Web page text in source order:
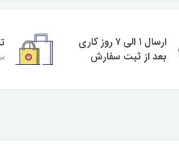
ارسال ۱ الی ۷ روز کاری
بعد از ثبت سفارش